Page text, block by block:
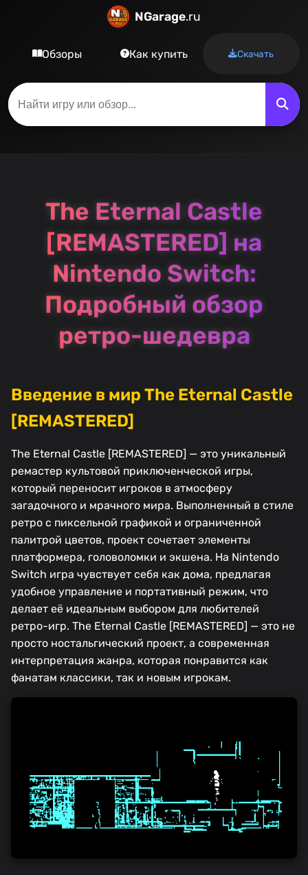
NGarage.ru
Обзоры Как купить Скачать
The Eternal Castle
[REMASTERED] на
Nintendo Switch:
Подробный обзор
ретро-шедевра
Введение в мир The Eternal Castle
[REMASTERED]
The Eternal Castle [REMASTERED] — это уникальный
ремастер культовой приключенческой игры,
который переносит игроков в атмосферу
загадочного и мрачного мира. Выполненный в стиле
ретро с пиксельной графикой и ограниченной
палитрой цветов, проект сочетает элементы
платформера, головоломки и экшена. На Nintendo
Switch игра чувствует себя как дома, предлагая
удобное управление и портативный режим, что
делает её идеальным выбором для любителей
ретро-игр. The Eternal Castle [REMASTERED] — это не
просто ностальгический проект, а современная
интерпретация жанра, которая понравится как
фанатам классики, так и новым игрокам.